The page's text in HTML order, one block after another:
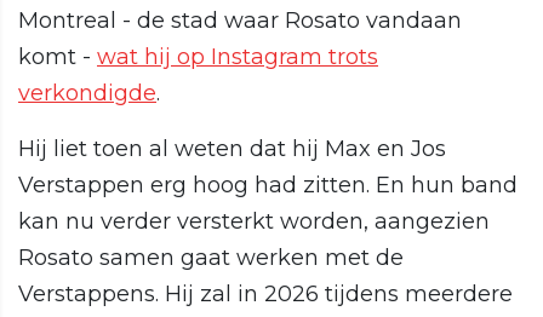
Montreal - de stad waar Rosato vandaan
komt - wat hij op Instagram trots
verkondigde.
Hij liet toen al weten dat hij Max en Jos
Verstappen erg hoog had zitten. En hun band
kan nu verder versterkt worden, aangezien
Rosato samen gaat werken met de
Verstappens. Hij zal in 2026 tijdens meerdere